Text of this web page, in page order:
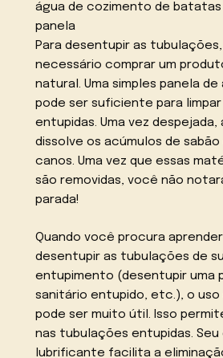
água de cozimento de
panela
Para desentupir as
necessário comprar um
natural. Uma simples panela
pode ser suficiente para
entupidas. Uma vez
dissolve os acúmulos de
canos. Uma vez que essas
são removidas, você não
parada!
Quando você procura
desentupir as tubulações de
entupimento (desentupir uma
sanitário entupido, etc.), o
pode ser muito útil. Isso
nas tubulações entupidas.
lubrificante facilita a